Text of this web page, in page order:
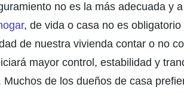
no es la más adecuada y
, de vida o casa no es
de nuestra vivienda contar o no
mayor control, estabilidad y
de los dueños de casa